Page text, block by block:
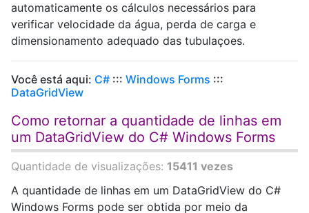
automaticamente os cálculos necessários para
verificar velocidade da água, perda de carga e
dimensionamento adequado das tubulaçoes.
Você está aqui: C# ::: Windows Forms :::
DataGridView
Como retornar a quantidade de linhas em
um DataGridView do C# Windows Forms
Quantidade de visualizações: 15411 vezes
A quantidade de linhas em um DataGridView do C#
Windows Forms pode ser obtida por meio da